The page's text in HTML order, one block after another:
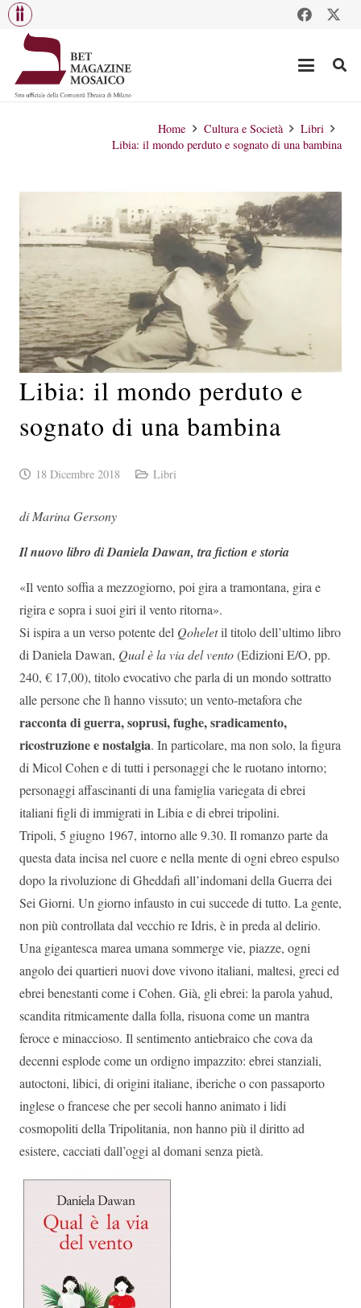
Home Cultura e Società
Libri
Libia: il mondo perduto e sognato di una bambina
Libia: il mondo perduto e
sognato di una bambina
18 Dicembre 2018 Libri
di Marina Gersony
Il nuovo libro di Daniela Dawan, tra fiction e storia
«Il vento soffia a mezzogiorno, poi gira a tramontana, gira e
rigira e sopra i suoi giri il vento ritorna».
Si ispira a un verso potente del Qoheletil titolo dell’ultimo libro
di Daniela Dawan, Qual è la via del vento(Edizioni E/O, pp.
240, € 17,00), titolo evocativo che parla di un mondo sottratto
alle persone che lì hanno vissuto; un vento-metafora che
racconta di guerra, soprusi, fughe, sradicamento,
ricostruzione e nostalgia. In particolare, ma non solo, la figura
di Micol Cohen e di tutti i personaggi che le ruotano intorno;
personaggi affascinanti di una famiglia variegata di ebrei
italiani figli di immigrati in Libia e di ebrei tripolini.
Tripoli, 5 giugno 1967, intorno alle 9.30. Il romanzo parte da
questa data incisa nel cuore e nella mente di ogni ebreo espulso
dopo la rivoluzione di Gheddafi all’indomani della Guerra dei
Sei Giorni. Un giorno infausto in cui succede di tutto. La gente,
non più controllata dal vecchio re Idris, è in preda al delirio.
Una gigantesca marea umana sommerge vie, piazze, ogni
angolo dei quartieri nuovi dove vivono italiani, maltesi, greci ed
ebrei benestanti come i Cohen. Già, gli ebrei: la parola yahud,
scandita ritmicamente dalla folla, risuona come un mantra
feroce e minaccioso. Il sentimento antiebraico che cova da
decenni esplode come un ordigno impazzito: ebrei stanziali,
autoctoni, libici, di origini italiane, iberiche o con passaporto
inglese o francese che per secoli hanno animato i lidi
cosmopoliti della Tripolitania, non hanno più il diritto ad
esistere, cacciati dall’oggi al domani senza pietà.